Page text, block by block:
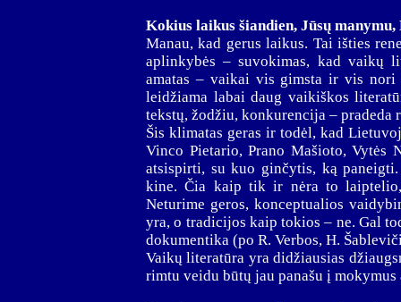
Kokius laikus šiandien, Jūsų
Manau, kad gerus laikus. Tai išties
aplinkybės – suvokimas, kad vaikų
amatas – vaikai vis gimsta ir vis
leidžiama labai daug vaikiškos
tekstų, žodžiu, konkurencija – pradeda
Šis klimatas geras ir todėl, kad
Vinco Pietario, Prano Mašioto, Vytės
atsispirti, su kuo ginčytis, ką
kine. Čia kaip tik ir nėra to
Neturime geros, konceptualios
yra, o tradicijos kaip tokios – ne. Gal
dokumentika (po R. Verbos, H.
Vaikų literatūra yra didžiausias
rimtu veidu būtų jau panašu į mokymus